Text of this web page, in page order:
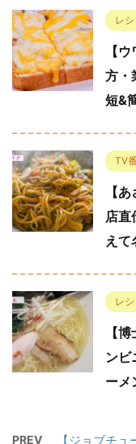
レ
【
方・
短&
TV
【
店直
えて
レ
【
ンビ
ーメ
PREV
【ジョブチ